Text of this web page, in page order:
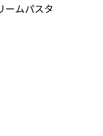
ームパスタ